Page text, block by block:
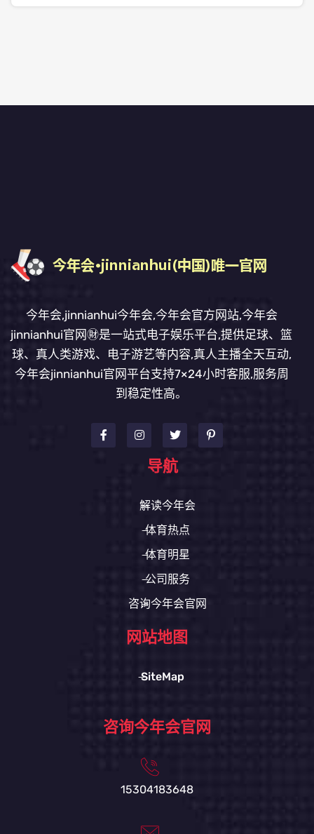
今年会,jinnianhui今年会,今年会官方网站,今年会
jinnianhui官网㊖是一站式电子娱乐平台,提供足球、篮
球、真人类游戏、电子游艺等内容,真人主播全天互动,
今年会jinnianhui官网平台支持7×24小时客服,服务周
到稳定性高。
导航
解读今年会
体育热点
体育明星
公司服务
咨询今年会官网
网站地图
SiteMap
咨询今年会官网
15304183648